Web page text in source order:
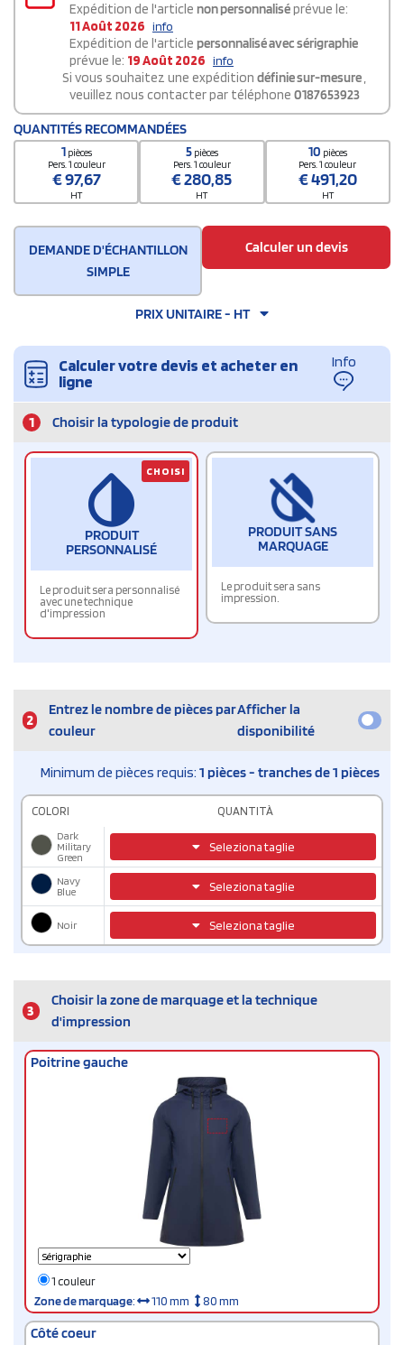
Expédition de l'article non personnaliséprévue le:
11 Août 2026 info
Expédition de l'article personnalisé avec sérigraphie
prévue le: 19 Août 2026 info
Si vous souhaitez une expédition définie sur-mesure,
veuillez nous contacter par téléphone 0187653923
QUANTITÉS RECOMMANDÉES
1 pièces
Pers. 1 couleur
€97,67
HT
5 pièces
Pers. 1 couleur
€280,85
HT
10 pièces
Pers. 1 couleur
€491,20
HT
DEMANDE D'ÉCHANTILLON
SIMPLE
Calculer un devis
PRIX UNITAIRE - HT
Calculer votre devis et acheter en
ligne
Info
1 Choisir la typologie de produit
PRODUIT
PERSONNALISÉ
Le produit sera personnalisé
avec une technique
d'impression
CHOISI
PRODUIT SANS
MARQUAGE
Le produit sera sans
impression.
2
Entrez le nombre de pièces par
couleur
Afficher la
disponibilité
Minimum de pièces requis: 1 pièces - tranches de 1 pièces
COLORI
QUANTITÀ
Dark
Military
Green
Seleziona taglie
Navy
Blue
Seleziona taglie
Noir Seleziona taglie
3
Choisir la zone de marquage et la technique
d'impression
Poitrine gauche
1 couleur
Zone de marquage: 110 mm 80 mm
Côté coeur